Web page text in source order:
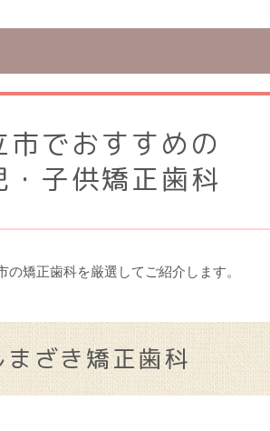
市でおすすめの
・子供矯正歯科
矯正歯科を厳選してご紹介します。
まざき矯正歯科